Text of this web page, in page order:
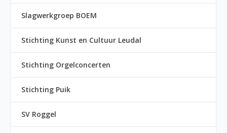
Slagwerkgroep BOEM
Stichting Kunst en Cultuur Leudal
Stichting Orgelconcerten
Stichting Puik
SV Roggel